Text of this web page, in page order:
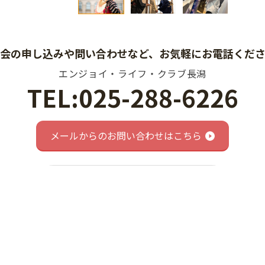
の申し込みや問い合わせなど、 お気軽にお電話くだ
エンジョイ・ライフ・クラブ長潟
TEL:025-288-6226
メールからのお問い合わせはこちら